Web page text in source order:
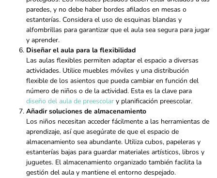
paredes, y no debe haber bordes afilados en mesas o
estanterías. Considera el uso de esquinas blandas y
alfombrillas para garantizar que el aula sea segura para jugar
y aprender.
Diseñar el aula para la flexibilidad
Las aulas flexibles permiten adaptar el espacio a diversas
actividades. Utilice muebles móviles y una distribución
flexible de los asientos que pueda cambiar en función del
número de niños o de la actividad. Esta es la clave para
diseño del aula de preescolar y planificación preescolar.
Añadir soluciones de almacenamiento
Los niños necesitan acceder fácilmente a las herramientas de
aprendizaje, así que asegúrate de que el espacio de
almacenamiento sea abundante. Utiliza cubos, papeleras y
estanterías bajas para guardar materiales artísticos, libros y
juguetes. El almacenamiento organizado también facilita la
gestión del aula y mantiene el entorno despejado.